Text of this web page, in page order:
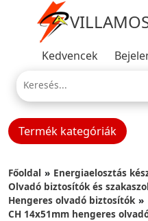
Kedvencek
Termék kategóriák
Főoldal
Energiaelosztás
Olvadó biztosítók és
Hengeres olvadó biztosítók
CH 14x51mm hengeres